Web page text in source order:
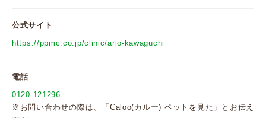
公式サイト
https://ppmc.co.jp/clinic/ario-kawaguchi
電話
0120-121296
※お問い合わせの際は、「Caloo(カルー) ペットを見た」とお伝え